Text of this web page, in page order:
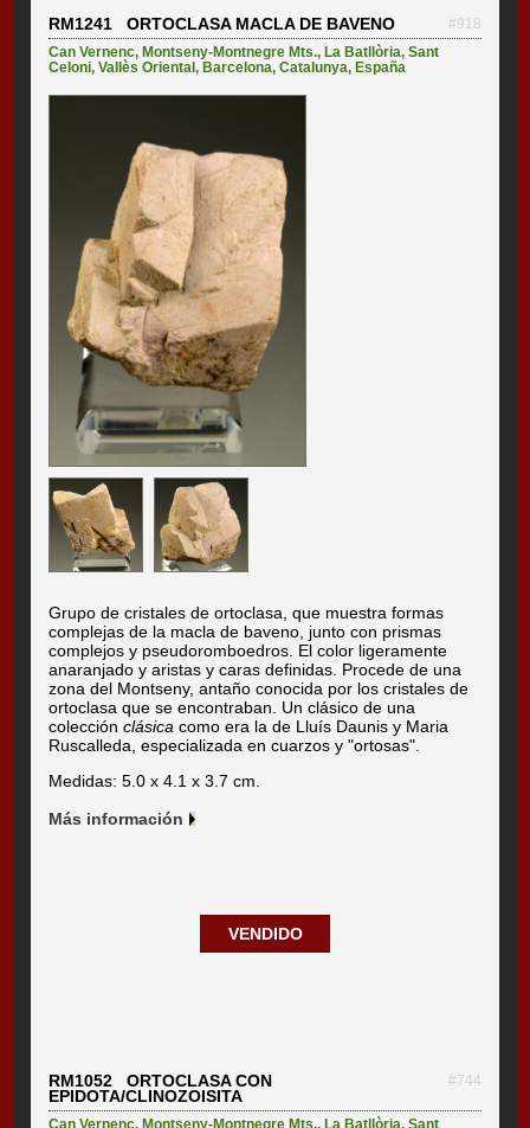
RM1241 ORTOCLASA MACLA DE BAVENO
#918
Can Vernenc,Montseny-Montnegre Mts.,La Batllòria,Sant
Celoni,Vallès Oriental,Barcelona,Catalunya,España
Grupo de cristales de ortoclasa, que muestra formas
complejas de la macla de baveno, junto con prismas
complejos y pseudoromboedros. El color ligeramente
anaranjado y aristas y caras definidas. Procede de una
zona del Montseny, antaño conocida por los cristales de
ortoclasa que se encontraban. Un clásico de una
colecciónclásica como era la de Lluís Daunis y Maria
Ruscalleda, especializada en cuarzos y "ortosas".
Medidas: 5.0 x 4.1 x 3.7 cm.
Más información
VENDIDO
RM1052 ORTOCLASA CON
EPIDOTA/CLINOZOISITA
#744
Can Vernenc,Montseny-Montnegre Mts.,La Batllòria,Sant